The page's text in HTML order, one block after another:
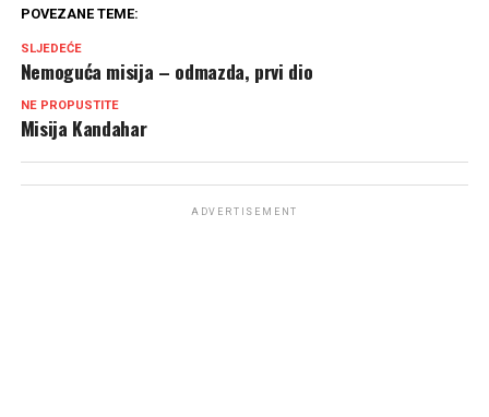
POVEZANE TEME:
SLJEDEĆE
Nemoguća misija – odmazda, prvi dio
NE PROPUSTITE
Misija Kandahar
ADVERTISEMENT